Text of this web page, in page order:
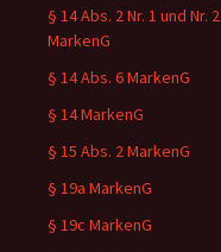
§ 14 Abs. 2 Nr. 1 und Nr. 2
MarkenG
§ 14 Abs. 6 MarkenG
§ 14 MarkenG
§ 15 Abs. 2 MarkenG
§ 19a MarkenG
§ 19c MarkenG